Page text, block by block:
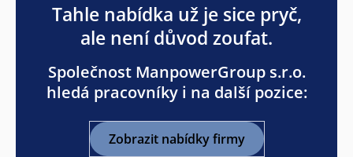
Tahle nabídka už je sice pryč,
ale není důvod zoufat.
Společnost ManpowerGroup s.r.o.
hledá pracovníky i na další pozice:
Zobrazit nabídky firmy